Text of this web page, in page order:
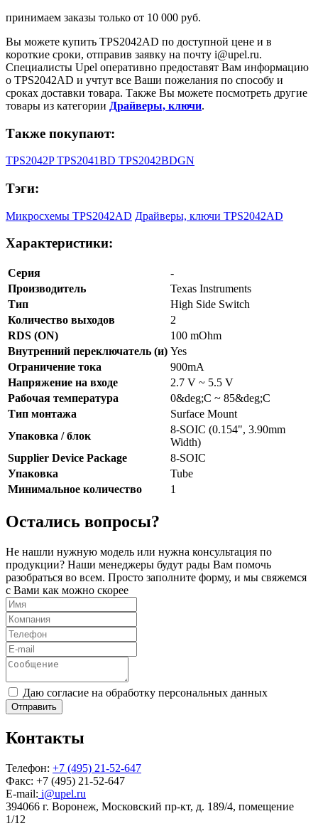
принимаем заказы только от 10 000 руб.
Вы можете купить TPS2042AD по доступной цене и в
короткие сроки, отправив заявку на почту i@upel.ru.
Специалисты Upel оперативно предоставят Вам информацию
о TPS2042AD и учтут все Ваши пожелания по способу и
сроках доставки товара. Также Вы можете посмотреть другие
товары из категории Драйверы, ключи.
Также покупают:
TPS2042PTPS2041BD TPS2042BDGN
Тэги:
Микросхемы TPS2042AD Драйверы, ключи TPS2042AD
Характеристики:
Серия
-
Производитель
Texas Instruments
Тип
High Side Switch
Количество выходов
2
RDS (ON)
100 mOhm
Внутренний переключатель (и) Yes
Ограничение тока
900mA
Напряжение на входе
2.7 V ~ 5.5 V
Рабочая температура
0&deg;C ~ 85&deg;C
Тип монтажа
Surface Mount
Упаковка / блок
8-SOIC (0.154", 3.90mm
Width)
Supplier Device Package
8-SOIC
Упаковка
Tube
Минимальное количество
1
Остались вопросы?
Не нашли нужную модель или нужна консультация по
продукции? Наши менеджеры будут рады Вам помочь
разобраться во всем. Просто заполните форму, и мы свяжемся
с Вами как можно скорее
Даю согласие на обработку персональных данных
Отправить
Контакты
Телефон: +7 (495) 21-52-647
Факс: +7 (495) 21-52-647
E-mail: i@upel.ru
394066 г. Воронеж, Московский пр-кт, д. 189/4, помещение
1/12